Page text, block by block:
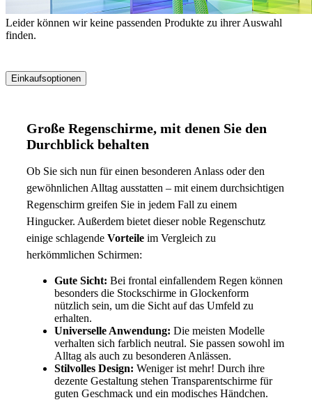
Einkaufsoptionen
springen
Leider können wir keine passenden Produkte zu ihrer Auswahl
finden.
Große Regenschirme, mit denen Sie den
Durchblick behalten
Ob Sie sich nun für einen besonderen Anlass oder den
gewöhnlichen Alltag ausstatten – mit einem durchsichtigen
Regenschirm greifen Sie in jedem Fall zu einem
Hingucker. Außerdem bietet dieser noble Regenschutz
einige schlagende Vorteile im Vergleich zu
herkömmlichen Schirmen:
Gute Sicht: Bei frontal einfallendem Regen können
besonders die Stockschirme in Glockenform
nützlich sein, um die Sicht auf das Umfeld zu
erhalten.
Universelle Anwendung: Die meisten Modelle
verhalten sich farblich neutral. Sie passen sowohl im
Alltag als auch zu besonderen Anlässen.
Stilvolles Design: Weniger ist mehr! Durch ihre
dezente Gestaltung stehen Transparentschirme für
guten Geschmack und ein modisches Händchen.